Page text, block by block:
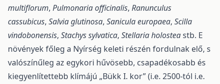
multiflorum, Pulmonaria officinalis, Ranunculus
cassubicus, Salvia glutinosa, Sanicula europaea, Scilla
vindobonensis, Stachys sylvatica, Stellaria holosteastb. E
növények főleg a Nyírség keleti részén fordulnak elő, s
valószínűleg az egykori hűvösebb, csapa­dékosabb és
kiegyenlítettebb klímájú „Bükk I. kor” (i.e. 2500-tól i.e.